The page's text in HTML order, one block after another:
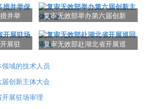
并举
复审无效部举办第六届创新
展驻
复审无效部赴湖北省开展巡
域的技术人员
创新主体大会
展驻场审理